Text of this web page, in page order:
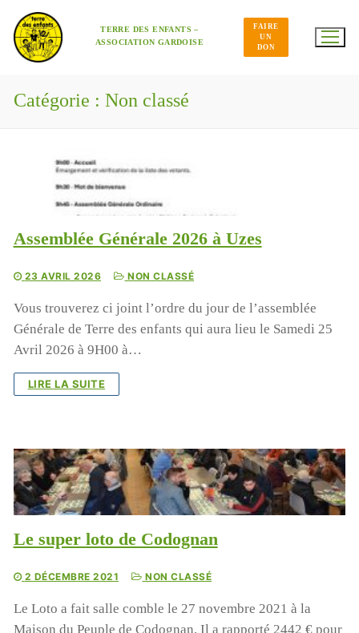
contenu
TERRE DES ENFANTS –
ASSOCIATION GARDOISE
FAIRE
UN
DON
Catégorie : Non classé
Assemblée Générale 2026 à Uzes
23 AVRIL 2026 NON CLASSÉ
Vous trouverez ci joint l’ordre du jour de l’assemblée
Générale de Terre des enfants qui aura lieu le Samedi 25
Avril 2026 à 9H00 à…
LIRE LA SUITE
Le super loto de Codognan
2 DÉCEMBRE 2021 NON CLASSÉ
Le Loto a fait salle comble le 27 novembre 2021 à la
Maison du Peuple de Codognan. Il a rapporté 2442 € pour